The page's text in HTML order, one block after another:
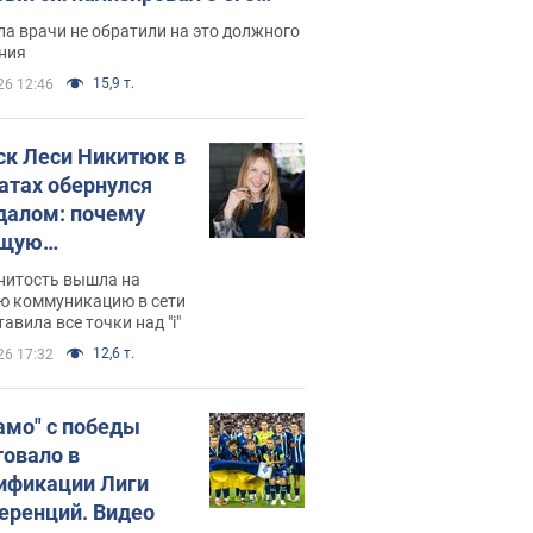
раке
врачи не обратили на это должного
12:46 15,9 т.
Леси Никитюк в
обернулся
почему
вышла на
коммуникацию в сети
все точки над "i"
17:32 12,6 т.
с победы
в
Лиги
Видео